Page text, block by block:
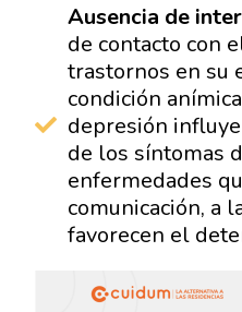
Ausencia de
de contacto con
trastornos en su
condición
depresión
de los síntomas
enfermedades
comunicación, a
favorecen el